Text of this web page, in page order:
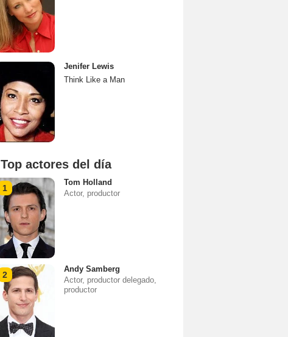
Jenifer Lewis
Think Like a Man
Top actores del día
1
Tom Holland
Actor, productor
2
Andy Samberg
Actor, productor delegado,
productor